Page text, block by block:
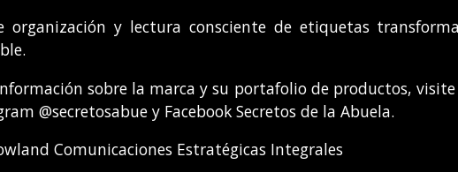
organización y lectura consciente de etiquetas
sobre la marca y su portafolio de productos,
@secretosabue y Facebook Secretos de la Abuela.
Comunicaciones Estratégicas Integrales